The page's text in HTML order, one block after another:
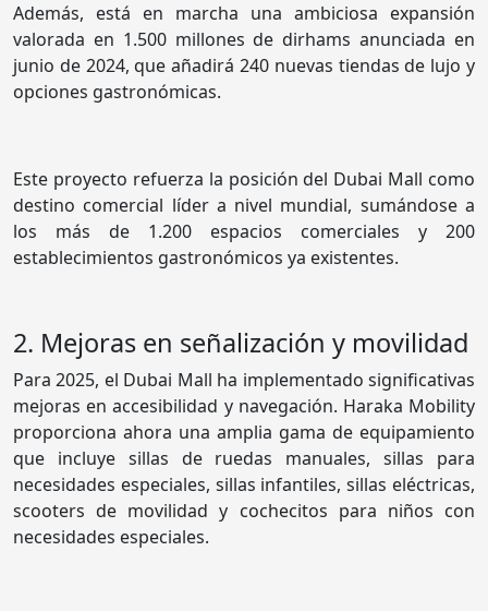
Además, está en marcha una ambiciosa expansión
valorada en 1.500 millones de dirhams anunciada en
junio de 2024, que añadirá 240 nuevas tiendas de lujo y
opciones gastronómicas.
Este proyecto refuerza la posición del Dubai Mall como
destino comercial líder a nivel mundial, sumándose a
los más de 1.200 espacios comerciales y 200
establecimientos gastronómicos ya existentes.
2. Mejoras en señalización y movilidad
Para 2025, el Dubai Mall ha implementado significativas
mejoras en accesibilidad y navegación. Haraka Mobility
proporciona ahora una amplia gama de equipamiento
que incluye sillas de ruedas manuales, sillas para
necesidades especiales, sillas infantiles, sillas eléctricas,
scooters de movilidad y cochecitos para niños con
necesidades especiales.